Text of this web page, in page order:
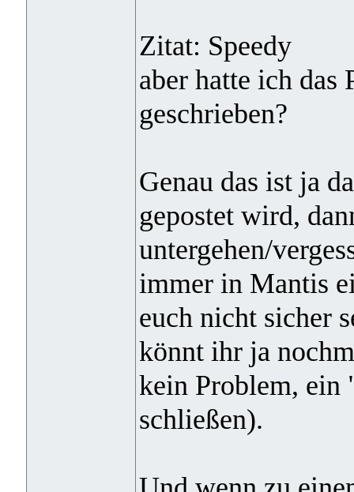
Zitat: Speedy
aber hatte ich das
geschrieben?
Genau das ist ja
gepostet wird,
untergehen/
immer in Mantis
euch nicht sicher
könnt ihr ja
kein Problem, ein
schließen).